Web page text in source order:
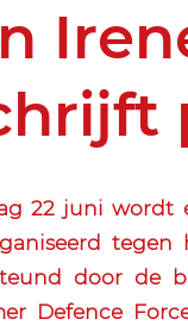
22 juni
door de
Defence